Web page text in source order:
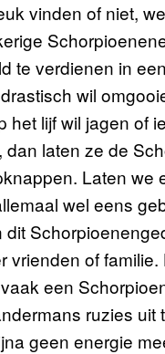
vinden of niet,
te verdienen in
wil
het lijf wil jagen of
dan laten ze de
Laten we
wel eens
dit
vrienden of familie.
een
ruzies uit
geen energie